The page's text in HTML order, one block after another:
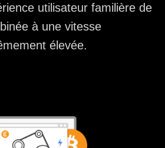
utilisateur familière de
à une vitesse
élevée.